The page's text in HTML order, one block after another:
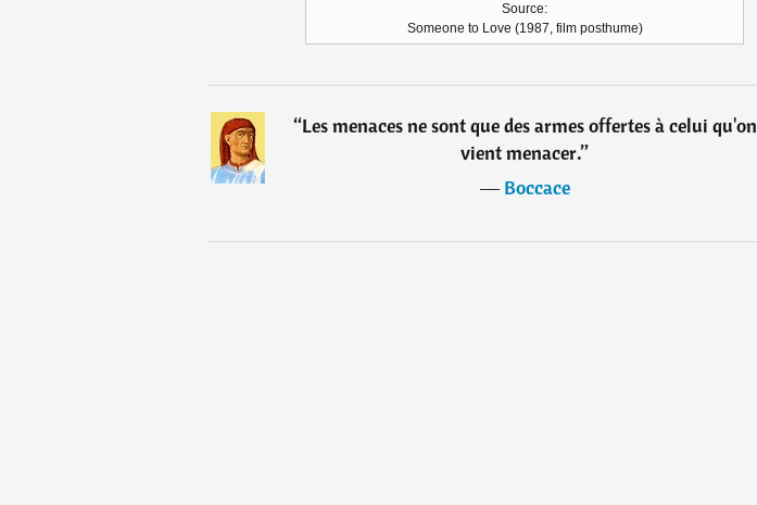
Source:
Someone to Love (1987, film posthume)
“Les menaces ne sont que des armes offertes à celui qu'on
vient menacer.”
―Boccace